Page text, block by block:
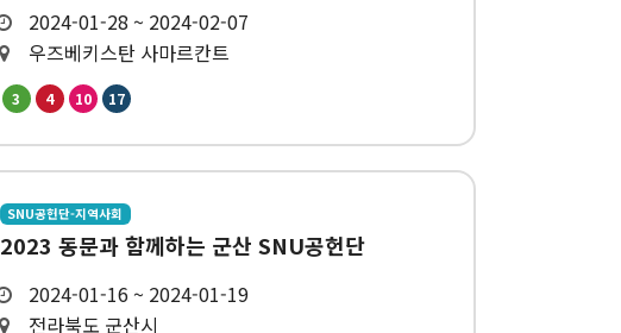
2024-01-28 ~ 2024-02-07
우즈베키스탄 사마르칸트
3 4 10 17
SNU공헌단-지역사회
2023 동문과 함께하는 군산 SNU공헌단
2024-01-16 ~ 2024-01-19
전라북도 군산시